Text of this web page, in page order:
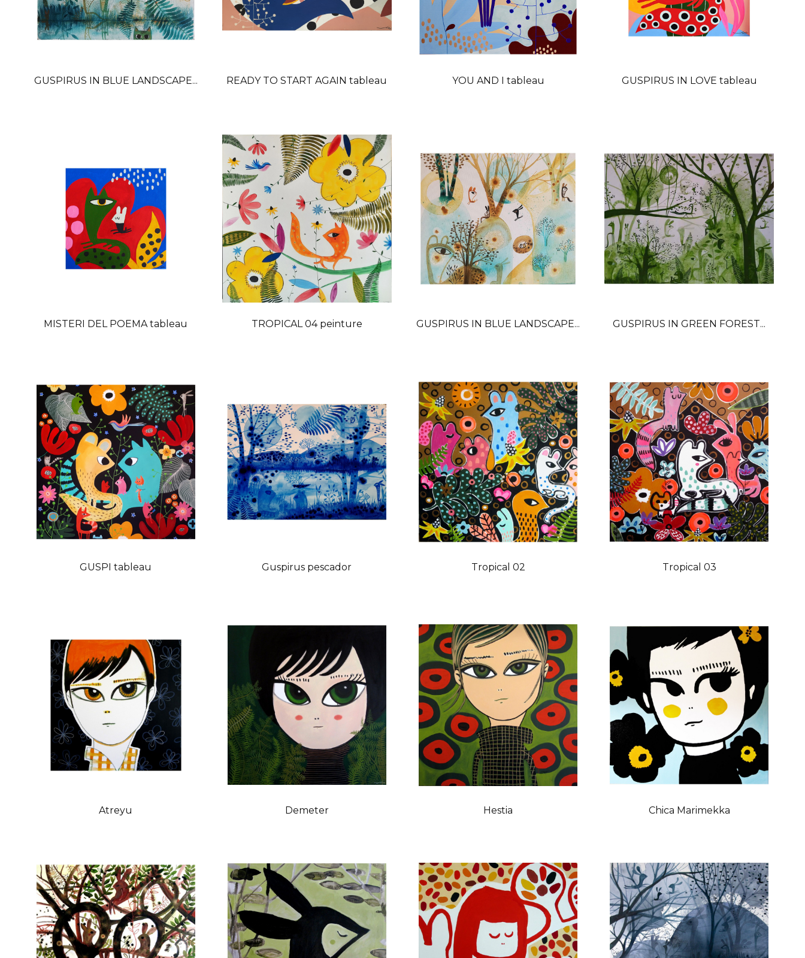
GUSPIRUS IN BLUE LANDSCAPE... READY TO START AGAIN tableau YOU AND I tableau GUSPIRUS IN LOVE tableau
MISTERI DEL POEMA tableau TROPICAL 04 peinture GUSPIRUS IN BLUE LANDSCAPE... GUSPIRUS IN GREEN FOREST...
GUSPI tableau Guspirus pescador Tropical 02 Tropical 03
Atreyu Demeter Hestia Chica Marimekka